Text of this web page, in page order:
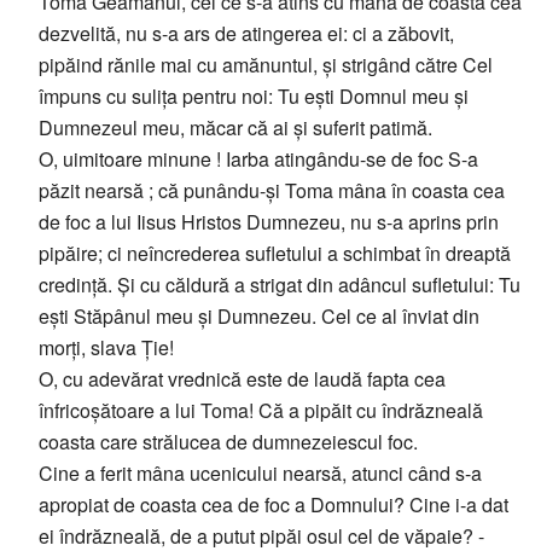
dezvelită, nu s-a ars de atingerea ei: ci a zăbovit,
pipăind rănile mai cu amănuntul, și strigând către Cel
împuns cu sulița pentru noi: Tu ești Domnul meu și
Dumnezeul meu, măcar că ai și suferit patimă.
O, uimitoare minune ! Iarba atingându-se de foc S-a
păzit nearsă ; că punându-și Toma mâna în coasta cea
de foc a lui Iisus Hristos Dumnezeu, nu s-a aprins prin
pipăire; ci neîncrederea sufletului a schimbat în dreaptă
credință. Și cu căldură a strigat din adâncul sufletului: Tu
ești Stăpânul meu și Dumnezeu. Cel ce al înviat din
morți, slava Ție!
O, cu adevărat vrednică este de laudă fapta cea
înfricoșătoare a lui Toma! Că a pipăit cu îndrăzneală
coasta care strălucea de dumnezeiescul foc.
Cine a ferit mâna ucenicului nearsă, atunci când s-a
apropiat de coasta cea de foc a Domnului? Cine i-a dat
ei îndrăzneală, de a putut pipăi osul cel de văpaie? -